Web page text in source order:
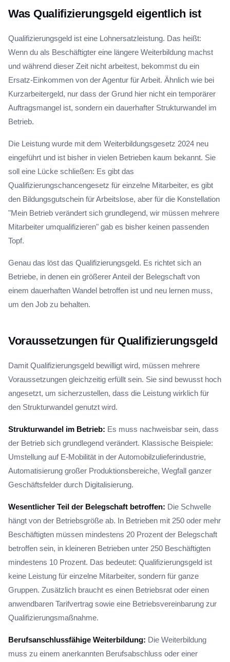
Was Qualifizierungsgeld eigentlich ist
Qualifizierungsgeld ist eine Lohnersatzleistung. Das heißt:
Wenn du als Beschäftigter eine längere Weiterbildung machst
und während dieser Zeit nicht arbeitest, bekommst du ein
Ersatz-Einkommen von der Agentur für Arbeit. Ähnlich wie bei
Kurzarbeitergeld, nur dass der Grund hier nicht ein temporärer
Auftragsmangel ist, sondern ein dauerhafter Strukturwandel im
Betrieb.
Die Leistung wurde mit dem Weiterbildungsgesetz 2024 neu
eingeführt und ist bisher in vielen Betrieben kaum bekannt. Sie
soll eine Lücke schließen: Es gibt das
Qualifizierungschancengesetz für einzelne Mitarbeiter, es gibt
den Bildungsgutschein für Arbeitslose, aber für die Konstellation
"Mein Betrieb verändert sich grundlegend, wir müssen mehrere
Mitarbeiter umqualifizieren" gab es bisher keinen passenden
Topf.
Genau das löst das Qualifizierungsgeld. Es richtet sich an
Betriebe, in denen ein größerer Anteil der Belegschaft von
einem dauerhaften Wandel betroffen ist und neu lernen muss,
um den Job zu behalten.
Voraussetzungen für Qualifizierungsgeld
Damit Qualifizierungsgeld bewilligt wird, müssen mehrere
Voraussetzungen gleichzeitig erfüllt sein. Sie sind bewusst hoch
angesetzt, um sicherzustellen, dass die Leistung wirklich für
den Strukturwandel genutzt wird.
Strukturwandel im Betrieb: Es muss nachweisbar sein, dass
der Betrieb sich grundlegend verändert. Klassische Beispiele:
Umstellung auf E-Mobilität in der Automobilzulieferindustrie,
Automatisierung großer Produktionsbereiche, Wegfall ganzer
Geschäftsfelder durch Digitalisierung.
Wesentlicher Teil der Belegschaft betroffen: Die Schwelle
hängt von der Betriebsgröße ab. In Betrieben mit 250 oder mehr
Beschäftigten müssen mindestens 20 Prozent der Belegschaft
betroffen sein, in kleineren Betrieben unter 250 Beschäftigten
mindestens 10 Prozent. Das bedeutet: Qualifizierungsgeld ist
keine Leistung für einzelne Mitarbeiter, sondern für ganze
Gruppen. Zusätzlich braucht es einen Betriebsrat oder einen
anwendbaren Tarifvertrag sowie eine Betriebsvereinbarung zur
Qualifizierungsmaßnahme.
Berufsanschlussfähige Weiterbildung: Die Weiterbildung
muss zu einem anerkannten Berufsabschluss oder einer